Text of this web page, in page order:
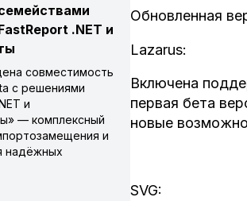
Обновленная
Lazarus:
Включена
первая бета
новые
SVG:
.NET и
совместимость
с решениями
и
— комплексный
и
надёжных